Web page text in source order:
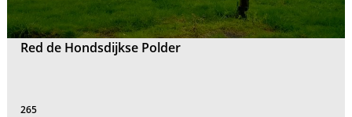
Red de Hondsdijkse Polder
265